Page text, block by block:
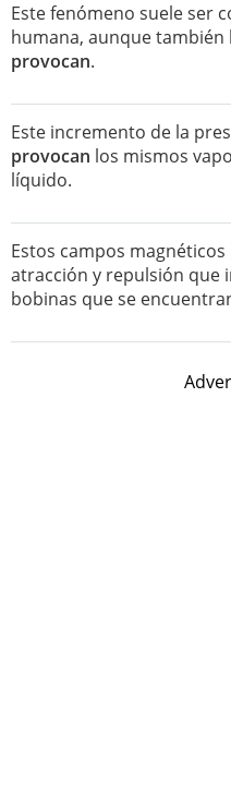
Este fenómeno suele ser
humana, aunque
provocan.
Este incremento de la
provocan los mismos
líquido.
Estos campos magnéticos
atracción y repulsión que
bobinas que se